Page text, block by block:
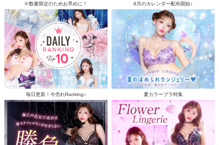
※数量限定のためお早めに！ 8月のカレンダー配布開始♪
毎日更新！今売れRanking♪ 夏カラーブラ特集